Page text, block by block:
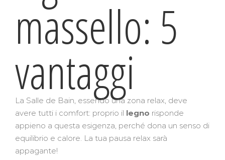
massello: 5
vantaggi
La Salle de Bain, essendo una zona relax, deve
avere tutti i comfort: proprio il legno risponde
appieno a questa esigenza, perché dona un senso di
equilibrio e calore. La tua pausa relax sarà
appagante!